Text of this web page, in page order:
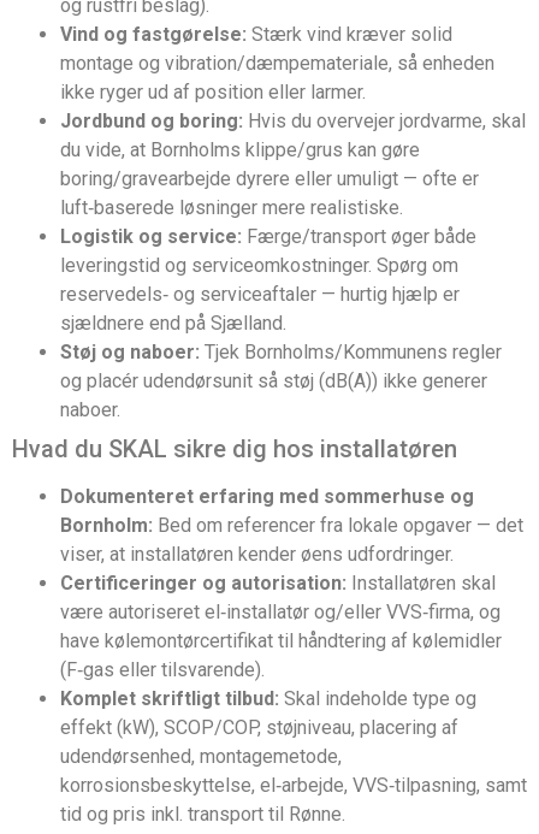
og rustfri beslag).
Vind og fastgørelse: Stærk vind kræver solid
montage og vibration/dæmpemateriale, så enheden
ikke ryger ud af position eller larmer.
Jordbund og boring: Hvis du overvejer jordvarme, skal
du vide, at Bornholms klippe/grus kan gøre
boring/gravearbejde dyrere eller umuligt — ofte er
luft‑baserede løsninger mere realistiske.
Logistik og service: Færge/transport øger både
leveringstid og serviceomkostninger. Spørg om
reservedels‑ og serviceaftaler — hurtig hjælp er
sjældnere end på Sjælland.
Støj og naboer: Tjek Bornholms/Kommunens regler
og placér udendørsunit så støj (dB(A)) ikke generer
naboer.
Hvad du SKAL sikre dig hos installatøren
Dokumenteret erfaring med sommerhuse og
Bornholm: Bed om referencer fra lokale opgaver — det
viser, at installatøren kender øens udfordringer.
Certificeringer og autorisation: Installatøren skal
være autoriseret el‑installatør og/eller VVS‑firma, og
have kølemontørcertifikat til håndtering af kølemidler
(F‑gas eller tilsvarende).
Komplet skriftligt tilbud: Skal indeholde type og
effekt (kW), SCOP/COP, støjniveau, placering af
udendørsenhed, montagemetode,
korrosionsbeskyttelse, el‑arbejde, VVS‑tilpasning, samt
tid og pris inkl. transport til Rønne.